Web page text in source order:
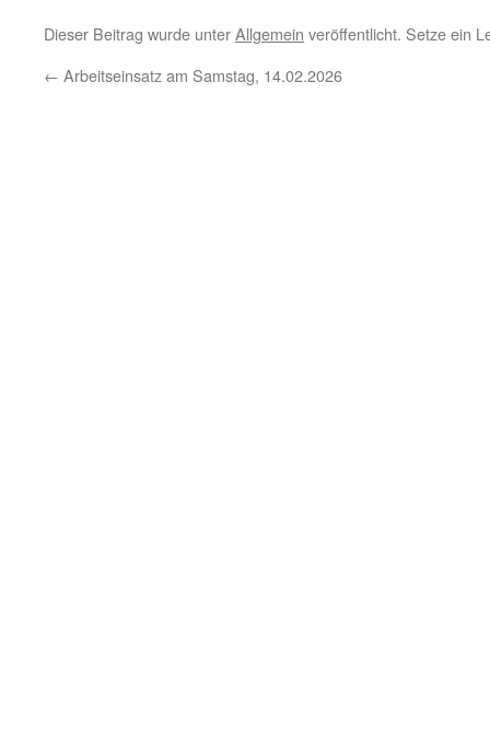
Dieser Beitrag wurde unterAllgemein veröffentlicht. Setze ein
← Arbeitseinsatz am Samstag, 14.02.2026